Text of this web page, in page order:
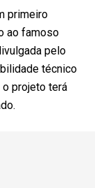
primeiro
ao famoso
pelo
técnico
o projeto terá